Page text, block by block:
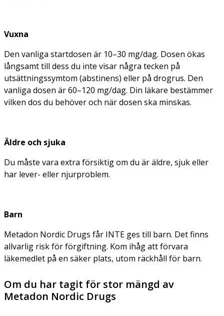
Vuxna
Den vanliga startdosen är 10–30 mg/dag. Dosen ökas
långsamt till dess du inte visar några tecken på
utsättningssymtom (abstinens) eller på drogrus. Den
vanliga dosen är 60–120 mg/dag. Din läkare bestämmer
vilken dos du behöver och när dosen ska minskas.
Äldre och sjuka
Du måste vara extra försiktig om du är äldre, sjuk eller
har lever- eller njurproblem.
Barn
Metadon Nordic Drugs får INTE ges till barn. Det finns
allvarlig risk för förgiftning. Kom ihåg att förvara
läkemedlet på en säker plats, utom räckhåll för barn.
Om du har tagit för stor mängd av
Metadon Nordic Drugs